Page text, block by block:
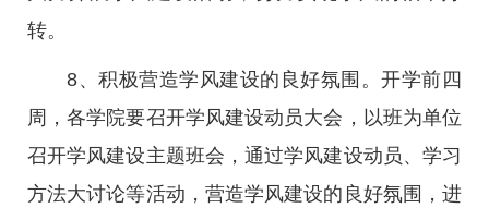
转。
8、积极营造学风建设的良好氛围。开学前四
周，各学院要召开学风建设动员大会，以班为单位
召开学风建设主题班会，通过学风建设动员、学习
方法大讨论等活动，营造学风建设的良好氛围，进